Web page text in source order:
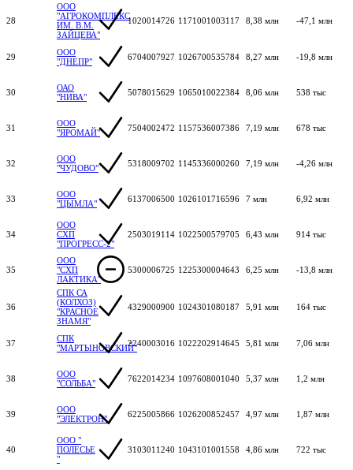
28
ООО
"АГРОКОМПЛЕКС
ИМ. В.М.
ЗАЙЦЕВА"
1020014726 1171001003117 8,38 млн -47,1 млн
29
ООО
"ДНЕПР"
6704007927 1026700535784 8,27 млн -19,8 млн
30
ОАО
"НИВА"
5078015629 1065010022384 8,06 млн 538 тыс
31
ООО
"ЯРОМАЙ"
7504002472 1157536007386 7,19 млн 678 тыс
32
ООО
"ЧУДОВО"
5318009702 1145336000260 7,19 млн -4,26 млн
33
ООО
"ЦЫМЛА"
6137006500 1026101716596 7 млн 6,92 млн
34
ООО
СХП
"ПРОГРЕСС-2"
2503019114 1022500579705 6,43 млн 914 тыс
35
ООО
"СХП
ЛАКТИКА"
5300006725 1225300004643 6,25 млн -13,8 млн
36
СПК СА
(КОЛХОЗ)
"КРАСНОЕ
ЗНАМЯ"
4329000900 1024301080187 5,91 млн 164 тыс
37
СПК
"МАРТЫНОВСКИЙ"2240003016 1022202914645 5,81 млн 7,06 млн
38
ООО
"СОЛЬБА"
7622014234 1097608001040 5,37 млн 1,2 млн
39
ООО
"ЭЛЕКТРОН"
6225005866 1026200852457 4,97 млн 1,87 млн
40
ООО "
ПОЛЕСЬЕ
"
3103011240 1043101001558 4,86 млн 722 тыс